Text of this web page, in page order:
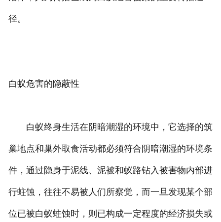
径。
白蚁危害的隐蔽性
白蚁终身生活在阴暗潮湿的环境中，它选择的筑
巢地点和巢外取食活动都必须符合阴暗潮湿的环境条
件，通过隐身于泥线、泥被和蚁路钻入被害物内部进
行蛀蚀，往往不易被人们所察觉，而一旦发现某个部
位已被白蚁蛀蚀时，则已构成一定程度的经济损失或